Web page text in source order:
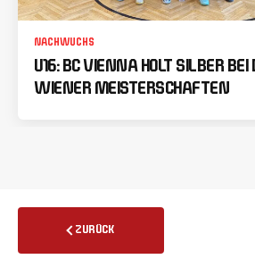
NACHWUCHS
U16: BC VIENNA HOLT SILBER BEI
WIENER MEISTERSCHAFTEN
ZURÜCK